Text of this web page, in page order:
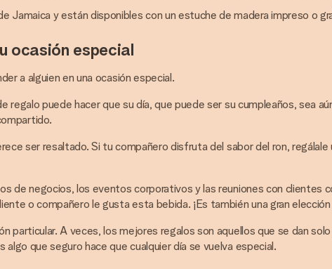
Jamaica y están disponibles con un estuche de madera impreso o
ocasión especial
a alguien en una ocasión especial.
regalo puede hacer que su día, que puede ser su cumpleaños, sea
ser resaltado. Si tu compañero disfruta del sabor del ron,
de negocios, los eventos corporativos y las reuniones con clientes
o compañero le gusta esta bebida. ¡Es también una gran
particular. A veces, los mejores regalos son aquellos que se dan
que seguro hace que cualquier día se vuelva especial.